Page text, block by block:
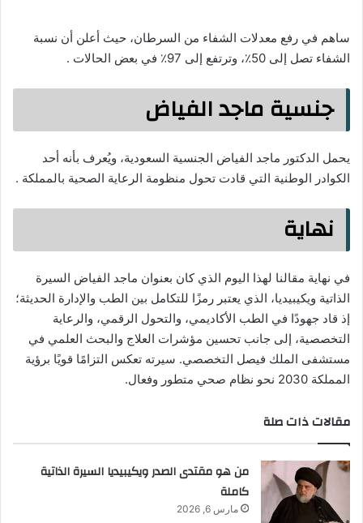
ساهم في رفع معدلات الشفاء من السرطان، حيث أعلن أن نسبة
الشفاء تصل إلى 50٪، وترتفع إلى 97٪ في بعض الحالات .
جنسية ماجد الفياض
يحمل الدكتور ماجد الفياض الجنسية السعودية، ويُعرف بأنه أحد
الكوادر الوطنية التي قادت تحول منظومة الرعاية الصحية بالمملكة .
نهاية
في نهاية مقالنا لهذا اليوم الذي كان بعنوان ماجد الفياض السيرة
الذاتية ويكيبيديا، الذي يعتبر رمزًا للتكامل بين الطب والإدارة الحديثة؛
إذ قاد جهودًا في الطب الأكاديمي، والتحول الرقمي، والرعاية
التخصصية، إلى جانب تحسين مؤشرات العلاج والبحث العلمي في
مستشفى الملك فيصل التخصصي. سيرته تعكس التزامًا قويًا برؤية
المملكة 2030 نحو نظام صحي متطور وفعال.
مقالات ذات صلة
من هو مقتدى الصدر ويكيبيديا السيرة الذاتية
كاملة
مارس 6, 2026